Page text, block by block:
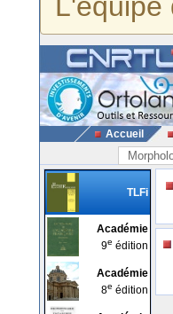
Accueil
TLFi
Académie
9e édition
Académie
8e édition